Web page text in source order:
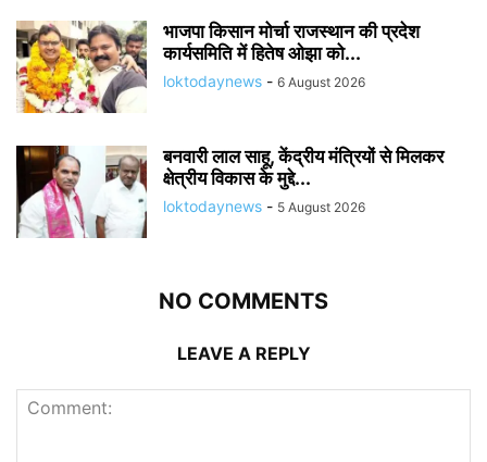
भाजपा किसान मोर्चा राजस्थान की प्रदेश
कार्यसमिति में हितेष ओझा को...
loktodaynews - 6 August 2026
बनवारी लाल साहू, केंद्रीय मंत्रियों से मिलकर
क्षेत्रीय विकास के मुद्दे...
loktodaynews - 5 August 2026
NO COMMENTS
LEAVE A REPLY